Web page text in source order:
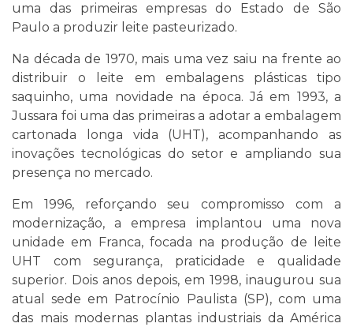
uma das primeiras empresas do Estado de São
Paulo a produzir leite pasteurizado.
Na década de 1970, mais uma vez saiu na frente ao
distribuir o leite em embalagens plásticas tipo
saquinho, uma novidade na época. Já em 1993, a
Jussara foi uma das primeiras a adotar a embalagem
cartonada longa vida (UHT), acompanhando as
inovações tecnológicas do setor e ampliando sua
presença no mercado.
Em 1996, reforçando seu compromisso com a
modernização, a empresa implantou uma nova
unidade em Franca, focada na produção de leite
UHT com segurança, praticidade e qualidade
superior. Dois anos depois, em 1998, inaugurou sua
atual sede em Patrocínio Paulista (SP), com uma
das mais modernas plantas industriais da América